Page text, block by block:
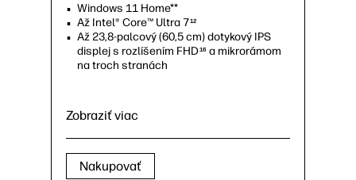
Windows 11 Home**
Až Intel® Core™ Ultra 712
Až 23,8-palcový (60,5 cm) dotykový IPS
displej s rozlíšením FHD16 a mikrorámom
na troch stranách
Zobraziť viac
Nakupovať